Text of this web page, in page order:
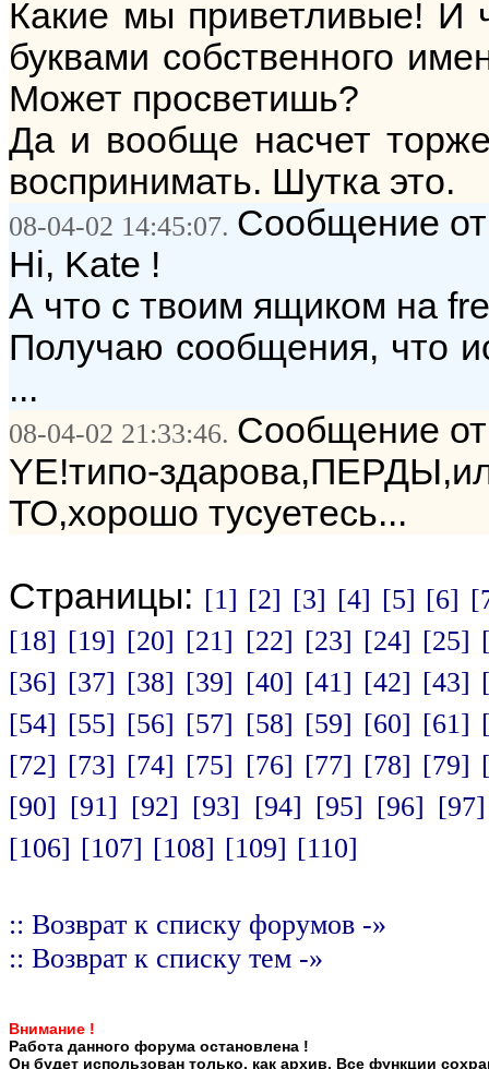
Какие мы приветливые! И
буквами собственного
Может просветишь?
Да и вообще насчет
воспринимать. Шутка это.
08-04-02 14:45:07. Сообщение
Hi, Kate !
А что с твоим ящиком на
Получаю сообщения, что
...
08-04-02 21:33:46. Сообщение
YE!типо-
ТО,хорошо тусуетесь...
Страницы: [1] [2] [3] [4] [5] [6]
[18] [19] [20] [21] [22] [23] [24] [25]
[36] [37] [38] [39] [40] [41] [42] [43]
[54] [55] [56] [57] [58] [59] [60] [61]
[72] [73] [74] [75] [76] [77] [78] [79]
[90] [91] [92] [93] [94] [95] [96] [97]
[106] [107] [108] [109] [110]
:: Возврат к списку форумов -»
:: Возврат к списку тем -»
Внимание !
Работа данного форума остановлена !
Он будет использован только, как архив. Все функции